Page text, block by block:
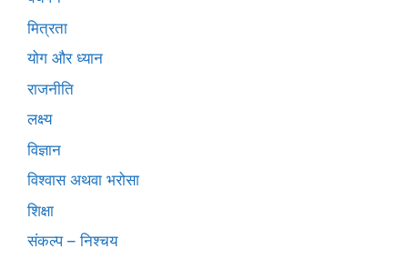
मित्रता
योग और ध्यान
राजनीति
लक्ष्य
विज्ञान
विश्वास अथवा भरोसा
शिक्षा
संकल्प – निश्चय